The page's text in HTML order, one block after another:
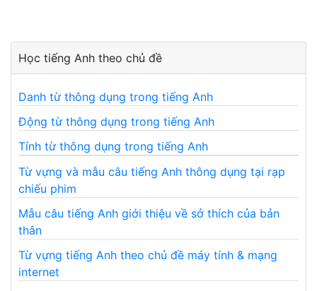
Học tiếng Anh theo chủ đề
Danh từ thông dụng trong tiếng Anh
Động từ thông dụng trong tiếng Anh
Tính từ thông dụng trong tiếng Anh
Từ vựng và mẫu câu tiếng Anh thông dụng tại rạp
chiếu phim
Mẫu câu tiếng Anh giới thiệu về sở thích của bản
thân
Từ vựng tiếng Anh theo chủ đề máy tính & mạng
internet